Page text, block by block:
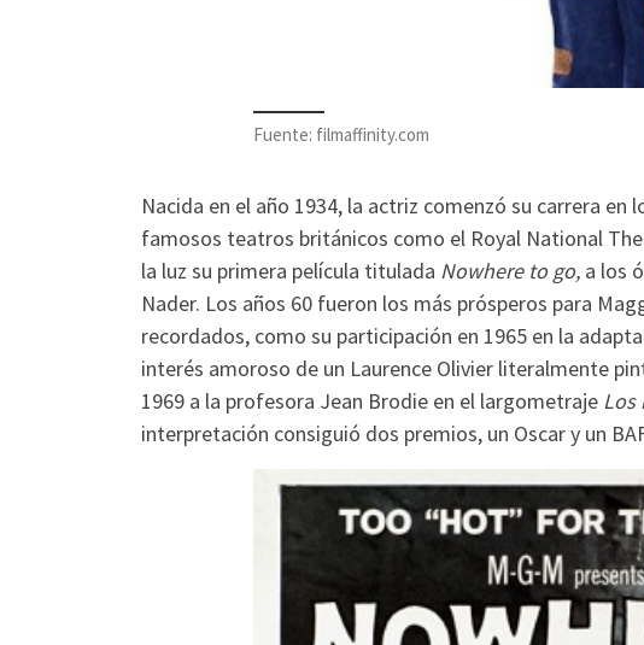
Fuente: filmaffinity.com
Nacida en el año 1934, la actriz comenzó su carrera
famosos teatros británicos como el Royal National
la luz su primera película titulada Nowhere to go, a los
Nader. Los años 60 fueron los más prósperos para
recordados, como su participación en 1965 en la
interés amoroso de un Laurence Olivier literalmente
1969 a la profesora Jean Brodie en el largometraje Los
interpretación consiguió dos premios, un Oscar y un